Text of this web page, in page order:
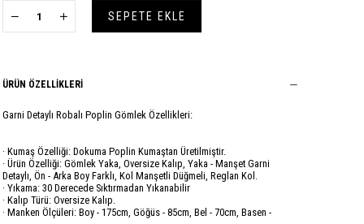
ÜRÜN ÖZELLIKLERI
Garni Detaylı Robalı Poplin Gömlek Özellikleri:
· Kumaş Özelliği: Dokuma Poplin Kumaştan Üretilmiştir.
· Ürün Özelliği: Gömlek Yaka, Oversize Kalıp, Yaka - Manşet Garni
Detaylı, Ön - Arka Boy Farklı, Kol Manşetli Düğmeli, Reglan Kol.
· Yıkama: 30 Derecede Sıktırmadan Yıkanabilir
· Kalıp Türü: Oversize Kalıp.
· Manken Ölçüleri: Boy - 175cm, Göğüs - 85cm, Bel - 70cm, Basen -